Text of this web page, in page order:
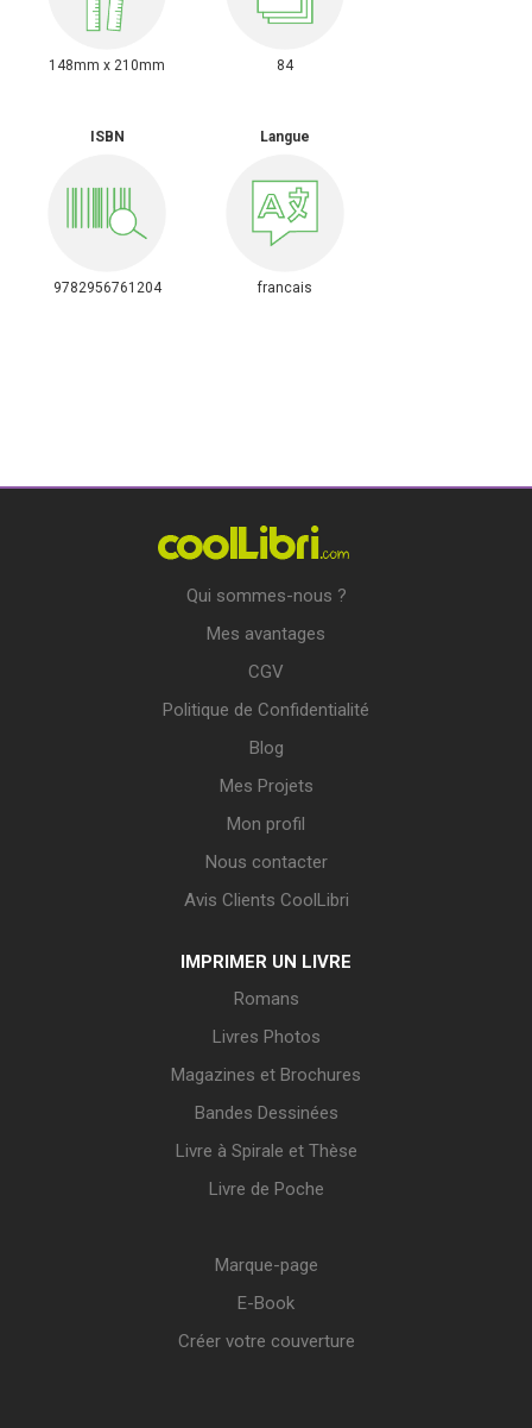
148mm x 210mm 84
ISBN
9782956761204
Langue
francais
Qui sommes-nous ?
Mes avantages
CGV
Politique de Confidentialité
Blog
Mes Projets
Mon profil
Nous contacter
Avis Clients CoolLibri
IMPRIMER UN LIVRE
Romans
Livres Photos
Magazines et Brochures
Bandes Dessinées
Livre à Spirale et Thèse
Livre de Poche
Marque-page
E-Book
Créer votre couverture